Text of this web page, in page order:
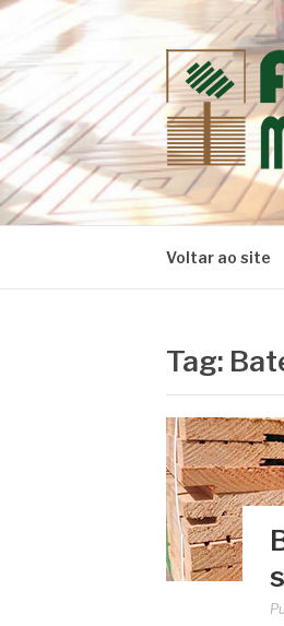
Pular
conteúdo
Dicas e
Voltar ao site
Tag: